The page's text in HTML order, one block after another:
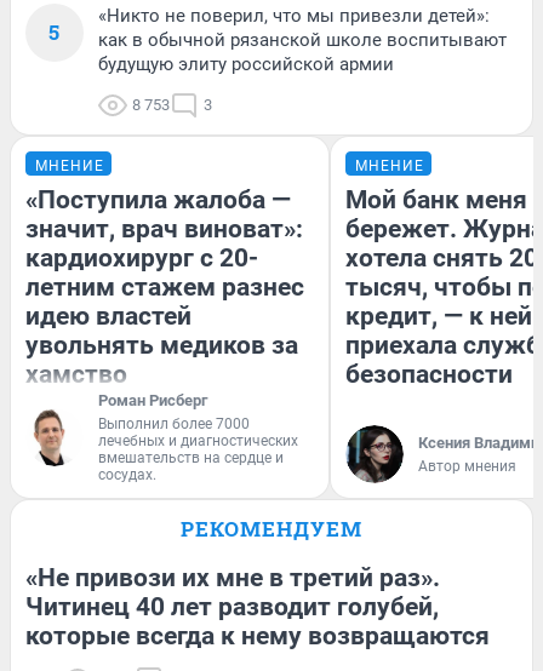
5
«Никто не поверил, что мы привезли детей»:
как в обычной рязанской школе воспитывают
будущую элиту российской армии
8 753 3
МНЕНИЕ
«Поступила жалоба —
значит, врач виноват»:
кардиохирург с 20-
летним стажем разнес
идею властей
увольнять медиков за
хамство
Роман Рисберг
Выполнил более 7000
лечебных и диагностических
вмешательств на сердце и
сосудах.
МНЕНИЕ
Мой банк меня
бережет.
хотела снять
тысяч, чтобы
кредит, — к
приехала
безопасности
Ксения
Автор мнения
РЕКОМЕНДУЕМ
«Не привози их мне в третий раз».
Читинец 40 лет разводит голубей,
которые всегда к нему возвращаются